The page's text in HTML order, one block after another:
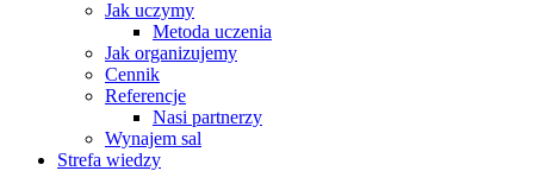
Jak uczymy
Metoda uczenia
Jak organizujemy
Cennik
Referencje
Nasi partnerzy
Wynajem sal
Strefa wiedzy